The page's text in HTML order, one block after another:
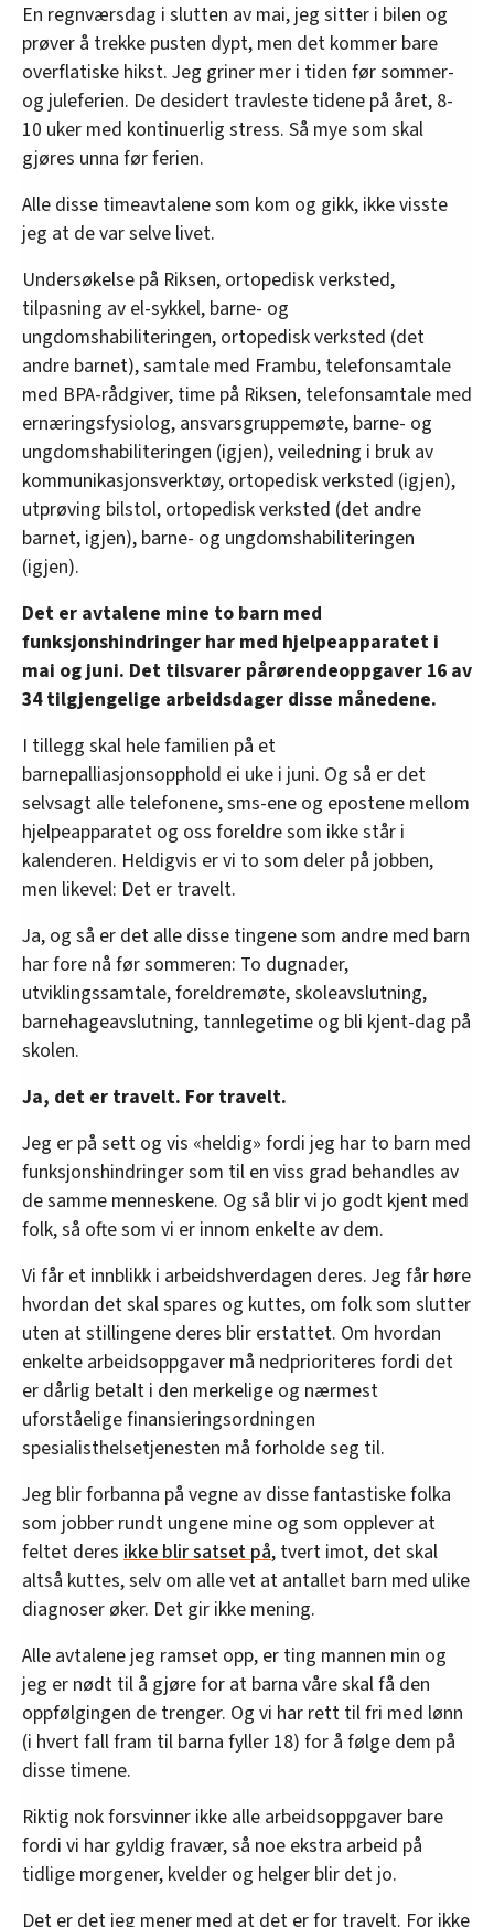
En regnværsdag i slutten av mai, jeg sitter i bilen og
prøver å trekke pusten dypt, men det kommer bare
overflatiske hikst. Jeg griner mer i tiden før sommer-
og juleferien. De desidert travleste tidene på året, 8-
10 uker med kontinuerlig stress. Så mye som skal
gjøres unna før ferien.
Alle disse timeavtalene som kom og gikk, ikke visste
jeg at de var selve livet.
Undersøkelse på Riksen, ortopedisk verksted,
tilpasning av el-sykkel, barne- og
ungdomshabiliteringen, ortopedisk verksted (det
andre barnet), samtale med Frambu, telefonsamtale
med BPA-rådgiver, time på Riksen, telefonsamtale med
ernæringsfysiolog, ansvarsgruppemøte, barne- og
ungdomshabiliteringen (igjen), veiledning i bruk av
kommunikasjonsverktøy, ortopedisk verksted (igjen),
utprøving bilstol, ortopedisk verksted (det andre
barnet, igjen), barne- og ungdomshabiliteringen
(igjen).
Det er avtalene mine to barn med
funksjonshindringer har med hjelpeapparatet i
mai og juni. Det tilsvarer pårørendeoppgaver 16 av
34 tilgjengelige arbeidsdager disse månedene.
I tillegg skal hele familien på et
barnepalliasjonsopphold ei uke i juni. Og så er det
selvsagt alle telefonene, sms-ene og epostene mellom
hjelpeapparatet og oss foreldre som ikke står i
kalenderen. Heldigvis er vi to som deler på jobben,
men likevel: Det er travelt.
Ja, og så er det alle disse tingene som andre med barn
har fore nå før sommeren: To dugnader,
utviklingssamtale, foreldremøte, skoleavslutning,
barnehageavslutning, tannlegetime og bli kjent-dag på
skolen.
Ja, det er travelt. For travelt.
Jeg er på sett og vis «heldig» fordi jeg har to barn med
funksjonshindringer som til en viss grad behandles av
de samme menneskene. Og så blir vi jo godt kjent med
folk, så ofte som vi er innom enkelte av dem.
Vi får et innblikk i arbeidshverdagen deres. Jeg får høre
hvordan det skal spares og kuttes, om folk som slutter
uten at stillingene deres blir erstattet. Om hvordan
enkelte arbeidsoppgaver må nedprioriteres fordi det
er dårlig betalt i den merkelige og nærmest
uforståelige finansieringsordningen
spesialisthelsetjenesten må forholde seg til.
Jeg blir forbanna på vegne av disse fantastiske folka
som jobber rundt ungene mine og som opplever at
feltet deres ikke blir satset på, tvert imot, det skal
altså kuttes, selv om alle vet at antallet barn med ulike
diagnoser øker. Det gir ikke mening.
Alle avtalene jeg ramset opp, er ting mannen min og
jeg er nødt til å gjøre for at barna våre skal få den
oppfølgingen de trenger. Og vi har rett til fri med lønn
(i hvert fall fram til barna fyller 18) for å følge dem på
disse timene.
Riktig nok forsvinner ikke alle arbeidsoppgaver bare
fordi vi har gyldig fravær, så noe ekstra arbeid på
tidlige morgener, kvelder og helger blir det jo.
Det er det jeg mener med at det er for travelt. For ikke